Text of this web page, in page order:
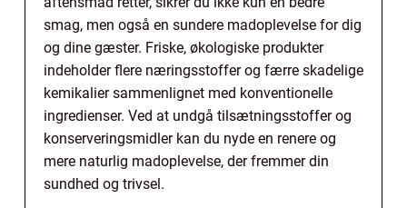
smag, men også en sundere madoplevelse for dig
og dine gæster. Friske, økologiske produkter
indeholder flere næringsstoffer og færre skadelige
kemikalier sammenlignet med konventionelle
ingredienser. Ved at undgå tilsætningsstoffer og
konserveringsmidler kan du nyde en renere og
mere naturlig madoplevelse, der fremmer din
sundhed og trivsel.